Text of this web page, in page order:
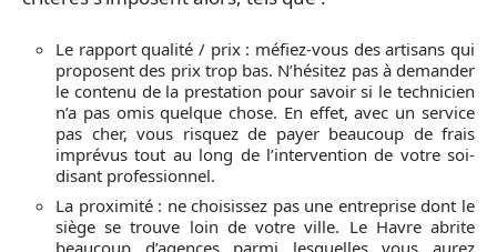
Le rapport qualité / prix : méfiez-vous des artisans qui
proposent des prix trop bas. N’hésitez pas à demander
le contenu de la prestation pour savoir si le technicien
n’a pas omis quelque chose. En effet, avec un service
pas cher, vous risquez de payer beaucoup de frais
imprévus tout au long de l’intervention de votre soi-
disant professionnel.
La proximité : ne choisissez pas une entreprise dont le
siège se trouve loin de votre ville. Le Havre abrite
beaucoup d’agences parmi lesquelles vous aurez